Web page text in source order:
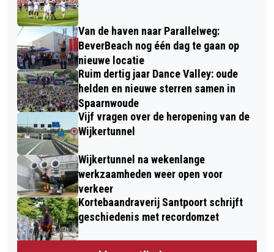
Van de haven naar Parallelweg:
BeverBeach nog één dag te gaan op
nieuwe locatie
Ruim dertig jaar Dance Valley: oude
helden en nieuwe sterren samen in
Spaarnwoude
Vijf vragen over de heropening van de
Wijkertunnel
Wijkertunnel na wekenlange
werkzaamheden weer open voor
verkeer
Kortebaandraverij Santpoort schrijft
geschiedenis met recordomzet